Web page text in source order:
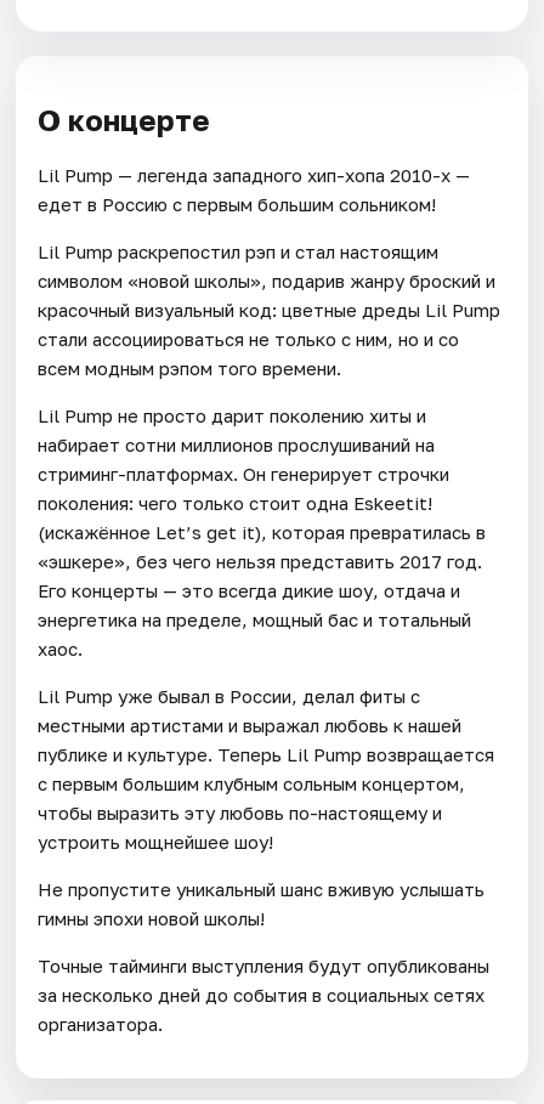
О концерте
Lil Pump — легенда западного хип-хопа 2010-х —
едет в Россию с первым большим сольником!
Lil Pump раскрепостил рэп и стал настоящим
символом «новой школы», подарив жанру броский и
красочный визуальный код: цветные дреды Lil Pump
стали ассоциироваться не только с ним, но и со
всем модным рэпом того времени.
Lil Pump не просто дарит поколению хиты и
набирает сотни миллионов прослушиваний на
стриминг-платформах. Он генерирует строчки
поколения: чего только стоит одна Eskeetit!
(искажённое Let’s get it), которая превратилась в
«эшкере», без чего нельзя представить 2017 год.
Его концерты — это всегда дикие шоу, отдача и
энергетика на пределе, мощный бас и тотальный
хаос.
Lil Pump уже бывал в России, делал фиты с
местными артистами и выражал любовь к нашей
публике и культуре. Теперь Lil Pump возвращается
с первым большим клубным сольным концертом,
чтобы выразить эту любовь по-настоящему и
устроить мощнейшее шоу!
Не пропустите уникальный шанс вживую услышать
гимны эпохи новой школы!
Точные тайминги выступления будут опубликованы
за несколько дней до события в социальных сетях
организатора.